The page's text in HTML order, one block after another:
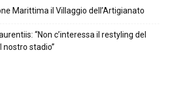
Marittima il Villaggio dell’Artigianato
“Non c’interessa il restyling del
nostro stadio”